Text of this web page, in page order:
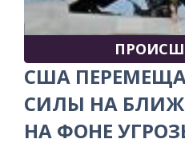
США
СИЛЫ НА
НА ФОНЕ